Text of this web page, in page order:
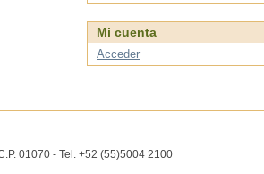
Mi cuenta
Acceder
01070 - Tel. +52 (55)5004 2100